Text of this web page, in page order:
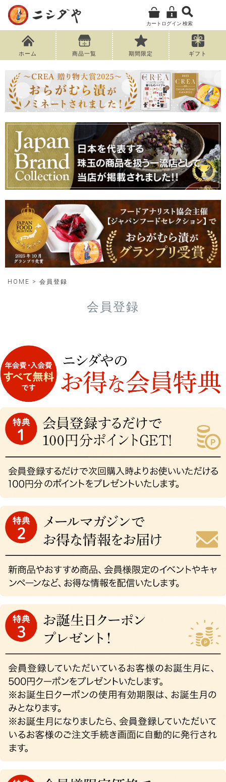
カート ログイン 検索
ホーム 商品一覧 期間限定 ギフト
HOME 会員登録
会員登録